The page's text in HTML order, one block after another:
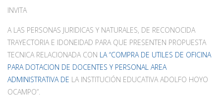
INVITA
A LAS PERSONAS JURIDICAS Y NATURALES, DE RECONOCIDA
TRAYECTORIA E IDONEIDAD PARA QUE PRESENTEN PROPUESTA
TECNICA RELACIONADA CON LA “COMPRA DE UTILES DE OFICINA
PARA DOTACION DE DOCENTES Y PERSONAL AREA
ADMINISTRATIVA DE LA INSTITUCIÓN EDUCATIVA ADOLFO HOYO
OCAMPO”.